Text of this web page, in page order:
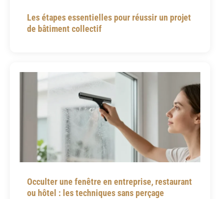
Les étapes essentielles pour réussir un projet
de bâtiment collectif
Occulter une fenêtre en entreprise, restaurant
ou hôtel : les techniques sans perçage